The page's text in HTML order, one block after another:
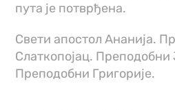
пута је потврђена.
Свети апостол Ананија.
Слаткопојац.
Преподобни Григорије.